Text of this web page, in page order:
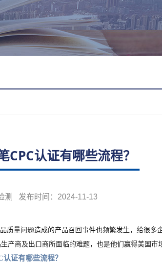
认证有哪些流程？
测 发布时间：2024-11-13
量问题造成的产品召回事件也频繁发生，给很多
产商及出口商所面临的难题，也是他们赢得美国市
证有哪些流程？